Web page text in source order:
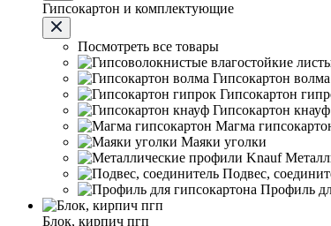
Гипсокартон и комплектующие
Посмотреть все товары
Гипсокартон волма
Гипсокартон
Гипсокартон кнауф
Магма
Маяки уголки
Подвес,
Профиль
Блок, кирпич пгп